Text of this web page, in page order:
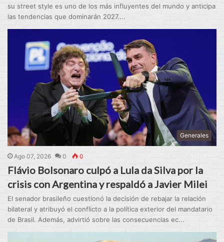
su street style es uno de los más influyentes del mundo y anticipa
las tendencias que dominarán 2027....
Generales
Ago 07, 2026 0 0
Flávio Bolsonaro culpó a Lula da Silva por la
crisis con Argentina y respaldó a Javier Milei
El senador brasileño cuestionó la decisión de rebajar la relación
bilateral y atribuyó el conflicto a la política exterior del mandatario
de Brasil. Además, advirtió sobre las consecuencias ec...